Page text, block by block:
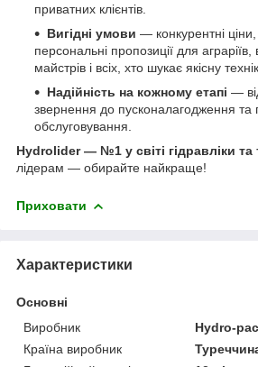
приватних клієнтів.
Вигідні умови — конкурентні
персональні пропозиції для аграріїв,
майстрів і всіх, хто шукає якісну
Надійність на кожному етапі —
звернення до пусконалагодження та
обслуговування.
Hydrolider — №1 у світі гідравліки та
лідерам — обирайте найкраще!
Приховати
Характеристики
Основні
Виробник
Hydro-
Країна виробник